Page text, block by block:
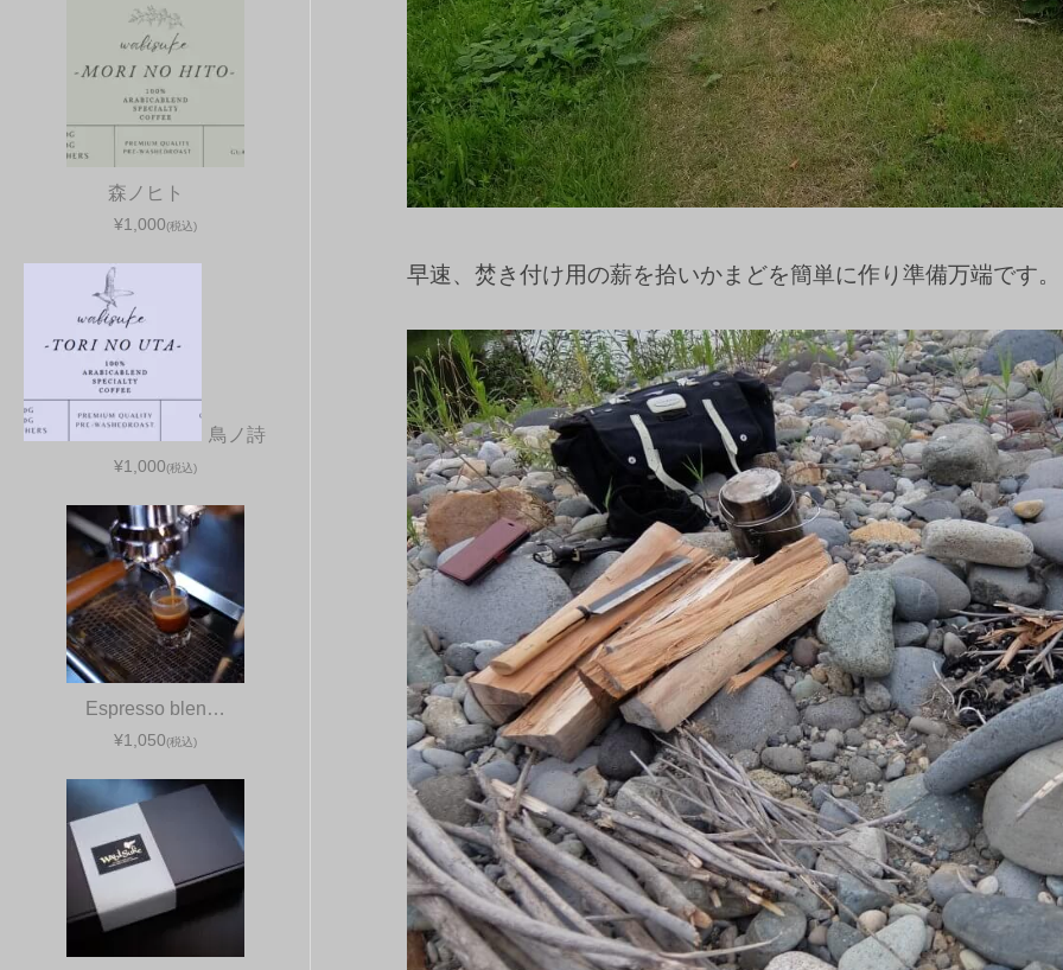
早速、焚き付け用の薪を拾いかまどを簡単に作り準備万端です。
森ノヒト
¥1,000(税込)
鳥ノ詩
¥1,000(税込)
Espresso blen…
¥1,050(税込)